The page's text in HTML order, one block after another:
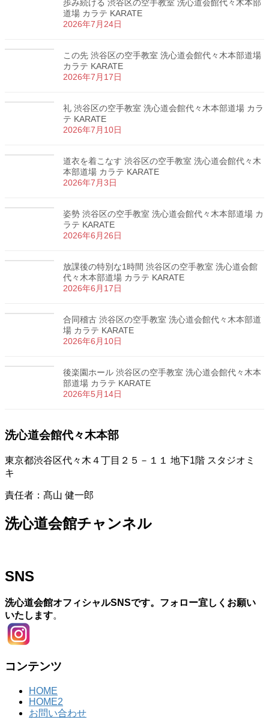
歩み続ける 渋谷区の空手教室 洗心道会館代々木本部
道場 カラテ KARATE
2026年7月24日
この先 渋谷区の空手教室 洗心道会館代々木本部道場
カラテ KARATE
2026年7月17日
礼 渋谷区の空手教室 洗心道会館代々木本部道場 カラ
テ KARATE
2026年7月10日
道衣を着こなす 渋谷区の空手教室 洗心道会館代々木
本部道場 カラテ KARATE
2026年7月3日
姿勢 渋谷区の空手教室 洗心道会館代々木本部道場 カ
ラテ KARATE
2026年6月26日
放課後の特別な1時間 渋谷区の空手教室 洗心道会館
代々木本部道場 カラテ KARATE
2026年6月17日
合同稽古 渋谷区の空手教室 洗心道会館代々木本部道
場 カラテ KARATE
2026年6月10日
後楽園ホール 渋谷区の空手教室 洗心道会館代々木本
部道場 カラテ KARATE
2026年5月14日
洗心道会館代々木本部
東京都渋谷区代々木４丁目２５－１１ 地下1階 スタジオミ
キ
責任者：髙山 健一郎
洗心道会館チャンネル
SNS
洗心道会館オフィシャルSNSです。フォロー宜しくお願い
いたします。
コンテンツ
HOME
HOME2
お問い合わせ